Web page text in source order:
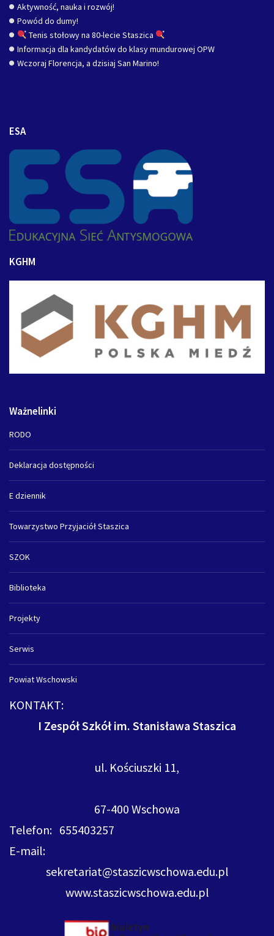
Aktywność, nauka i rozwój!
Powód do dumy!
Tenis stołowy na 80-lecie Staszica
Informacja dla kandydatów do klasy mundurowej OPW
Wczoraj Florencja, a dzisiaj San Marino!
ESA
KGHM
Ważnelinki
RODO
Deklaracja dostępności
E dziennik
Towarzystwo Przyjaciół Staszica
SZOK
Biblioteka
Projekty
Serwis
Powiat Wschowski
KONTAKT:
I Zespół Szkół im. Stanisława Staszica
ul. Kościuszki 11,
67-400 Wschowa
Telefon: 655403257
E-mail:
sekretariat@staszicwschowa.edu.pl
www.staszicwschowa.edu.pl